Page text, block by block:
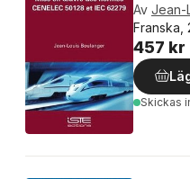
Av Jean-
Franska,
457 kr
Skickas